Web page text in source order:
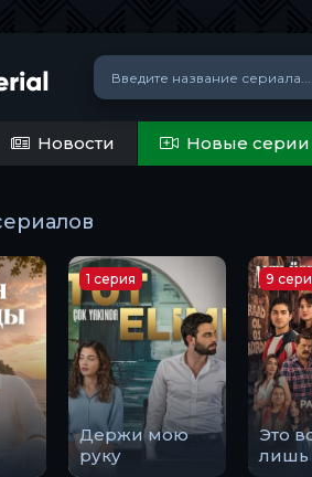
Новости Новые серии
Держи мою
руку
1 серия
Это
лишь
9